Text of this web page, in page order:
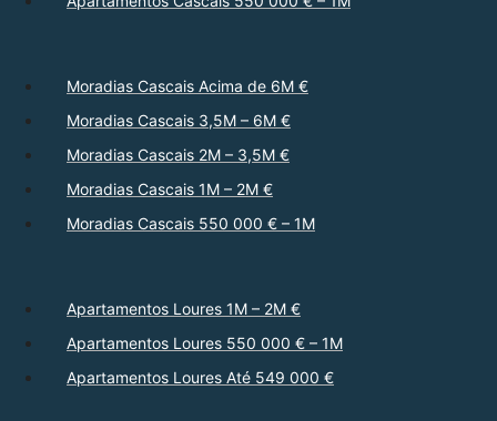
Moradias Cascais Acima de 6M €
Moradias Cascais 3,5M – 6M €
Moradias Cascais 2M – 3,5M €
Moradias Cascais 1M – 2M €
Moradias Cascais 550 000 € – 1M
Apartamentos Loures 1M – 2M €
Apartamentos Loures 550 000 € – 1M
Apartamentos Loures Até 549 000 €